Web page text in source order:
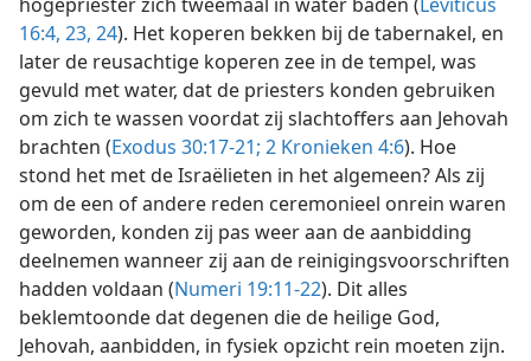
hogepriester zich tweemaal in water baden (Leviticus
16:4, 23, 24). Het koperen bekken bij de tabernakel, en
later de reusachtige koperen zee in de tempel, was
gevuld met water, dat de priesters konden gebruiken
om zich te wassen voordat zij slachtoffers aan Jehovah
brachten (Exodus 30:17-21; 2 Kronieken 4:6). Hoe
stond het met de Israëlieten in het algemeen? Als zij
om de een of andere reden ceremonieel onrein waren
geworden, konden zij pas weer aan de aanbidding
deelnemen wanneer zij aan de reinigingsvoorschriften
hadden voldaan (Numeri 19:11-22). Dit alles
beklemtoonde dat degenen die de heilige God,
Jehovah, aanbidden, in fysiek opzicht rein moeten zijn.